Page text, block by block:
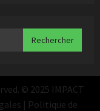
© 2025 IMPACT
| Politique de